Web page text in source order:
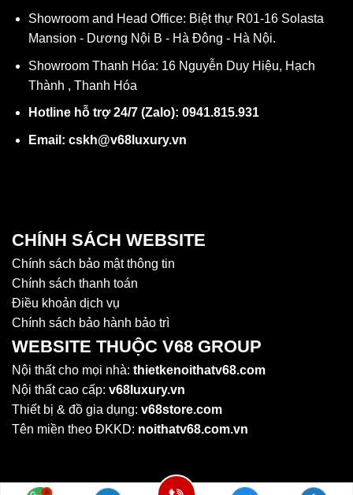
Showroom and Head Office: Biệt thự R01-16 Solasta
Mansion - Dương Nội B - Hà Đông - Hà Nội.
Showroom Thanh Hóa: 16 Nguyễn Duy Hiệu, Hạch
Thành , Thanh Hóa
Hotline hỗ trợ 24/7 (Zalo): 0941.815.931
Email: cskh@v68luxury.vn
CHÍNH SÁCH WEBSITE
Chính sách bảo mật thông tin
Chính sách thanh toán
Điều khoản dịch vụ
Chính sách bảo hành bảo trì
WEBSITE THUỘC V68 GROUP
Nội thất cho mọi nhà: thietkenoithatv68.com
Nội thất cao cấp: v68luxury.vn
Thiết bị & đồ gia dụng: v68store.com
Tên miền theo ĐKKD: noithatv68.com.vn